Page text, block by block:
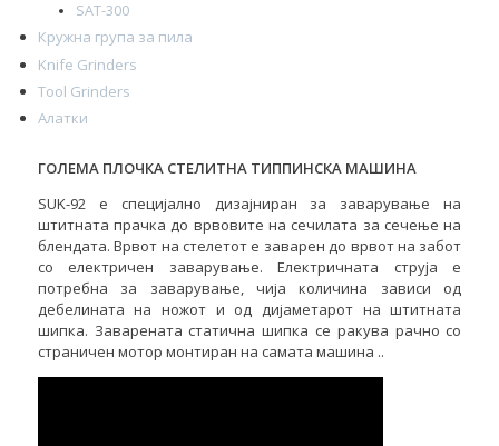
SAT-300
Кружна група за пила
Knife Grinders
Tool Grinders
Алатки
ГОЛЕМА ПЛОЧКА СТЕЛИТНА ТИППИНСКА МАШИНА
SUK-92 е специјално дизајниран за заварување на
штитната прачка до врвовите на сечилата за сечење на
блендата. Врвот на стелетот е заварен до врвот на забот
со електричен заварување. Електричната струја е
потребна за заварување, чија количина зависи од
дебелината на ножот и од дијаметарот на штитната
шипка. Заварената статична шипка се ракува рачно со
страничен мотор монтиран на самата машина ..